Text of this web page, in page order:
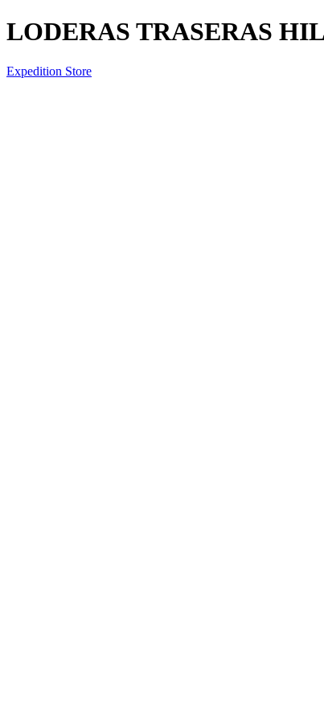
LODERAS TRASERAS
Expedition Store